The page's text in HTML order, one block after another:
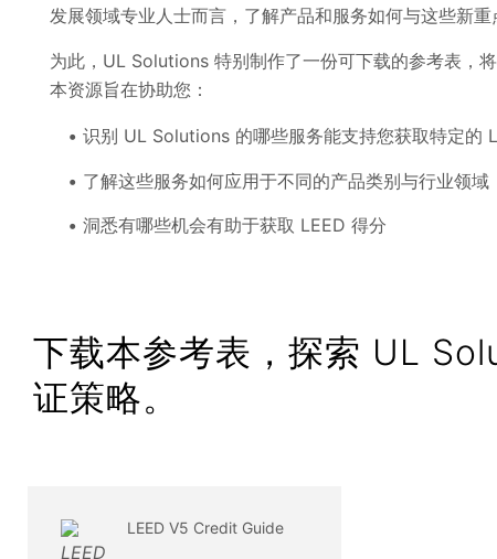
发展领域专业人士而言，了解产品和服务如何与这些新重
为此，UL Solutions 特别制作了一份可下载的参考表，
本资源旨在协助您：
识别 UL Solutions 的哪些服务能支持您获取特定的
了解这些服务如何应用于不同的产品类别与行业领域
洞悉有哪些机会有助于获取 LEED 得分
下载本参考表，探索 UL
证策略。
LEED V5 Credit Guide